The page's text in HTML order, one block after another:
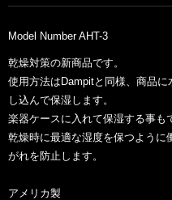
Model Number AHT-3
乾燥対策の新商品です。
使用方法はDampitと同様、商品
し込んで保湿します。
楽器ケースに入れて保湿する事も
乾燥時に最適な湿度を保つように
がれを防止します。
アメリカ製